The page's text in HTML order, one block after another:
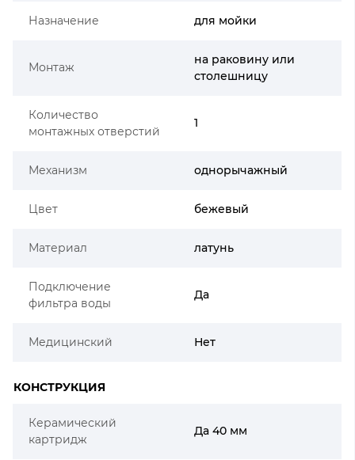
Назначение для мойки
Монтаж
на раковину или
столешницу
Количество
монтажных отверстий
1
Механизм однорычажный
Цвет бежевый
Материал латунь
Подключение
фильтра воды
Да
Медицинский Нет
КОНСТРУКЦИЯ
Керамический
картридж
Да 40 мм